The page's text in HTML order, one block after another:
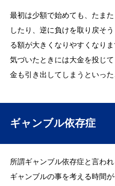
最初は少額で始めても、たま
したり、逆に負けを取り戻そ
る額が大きくなりやすくなりま
気づいたときには大金を投じ
金も引き出してしまうといっ
ギャンブル依存症
所謂ギャンブル依存症と言わ
ギャンブルの事を考える時間